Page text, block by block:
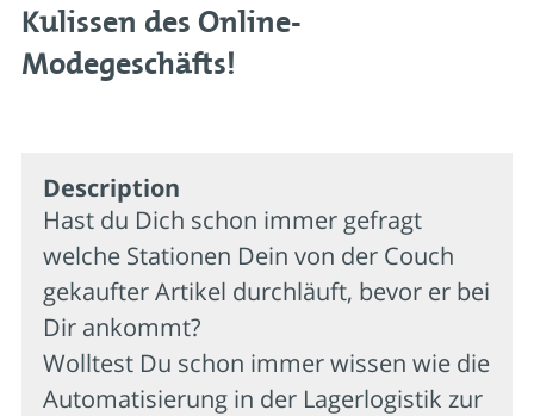
Kulissen des Online-
Modegeschäfts!
Description
Hast du Dich schon immer gefragt
welche Stationen Dein von der Couch
gekaufter Artikel durchläuft, bevor er bei
Dir ankommt?
Wolltest Du schon immer wissen wie die
Automatisierung in der Lagerlogistik zur